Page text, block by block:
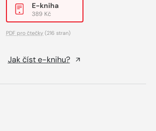
E-kniha
389 Kč
PDF pro čtečky (216 stran)
Jak číst e-knihu?